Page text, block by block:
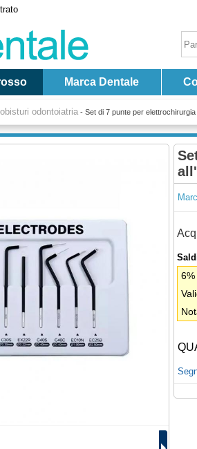
Marca Dentale
odontoiatria - Set di 7 punte per